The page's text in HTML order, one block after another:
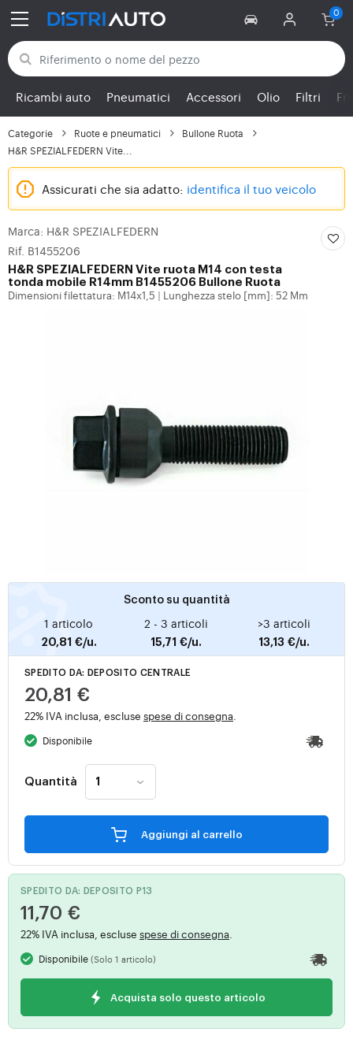
Torna alle categorie
Ricambi auto Pneumatici Accessori Olio Filtri
Categorie Ruote e pneumatici
Bullone Ruota
H&R SPEZIALFEDERN Vite...
Assicurati che sia adatto: identifica il tuo veicolo
Marca: H&R SPEZIALFEDERN
Rif. B1455206
H&R SPEZIALFEDERN Vite ruota M14 con testa
tonda mobile R14mm B1455206 Bullone Ruota
Dimensioni filettatura: M14x1,5 Lunghezza stelo [mm]: 52 Mm
Sconto su quantità
1 articolo
20,81 €/u.
2 - 3 articoli
15,71 €/u.
>3 articoli
13,13 €/u.
SPEDITO DA: DEPOSITO CENTRALE
20,81 €
22% IVA inclusa, escluse spese di consegna
Disponibile
Quantità
Aggiungi al carrello
SPEDITO DA: DEPOSITO P13
11,70 €
22% IVA inclusa, escluse spese di consegna
Disponibile(Solo 1 articolo)
Acquista solo questo articolo